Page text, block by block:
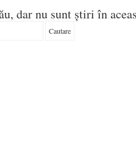
dar nu sunt știri în